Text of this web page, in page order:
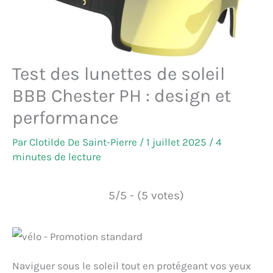
Test des lunettes de soleil
BBB Chester PH : design et
performance
ParClotilde De Saint-Pierre / 1 juillet 2025 / 4
minutes de lecture
5/5 - (5 votes)
Naviguer sous le soleil tout en protégeant vos yeux